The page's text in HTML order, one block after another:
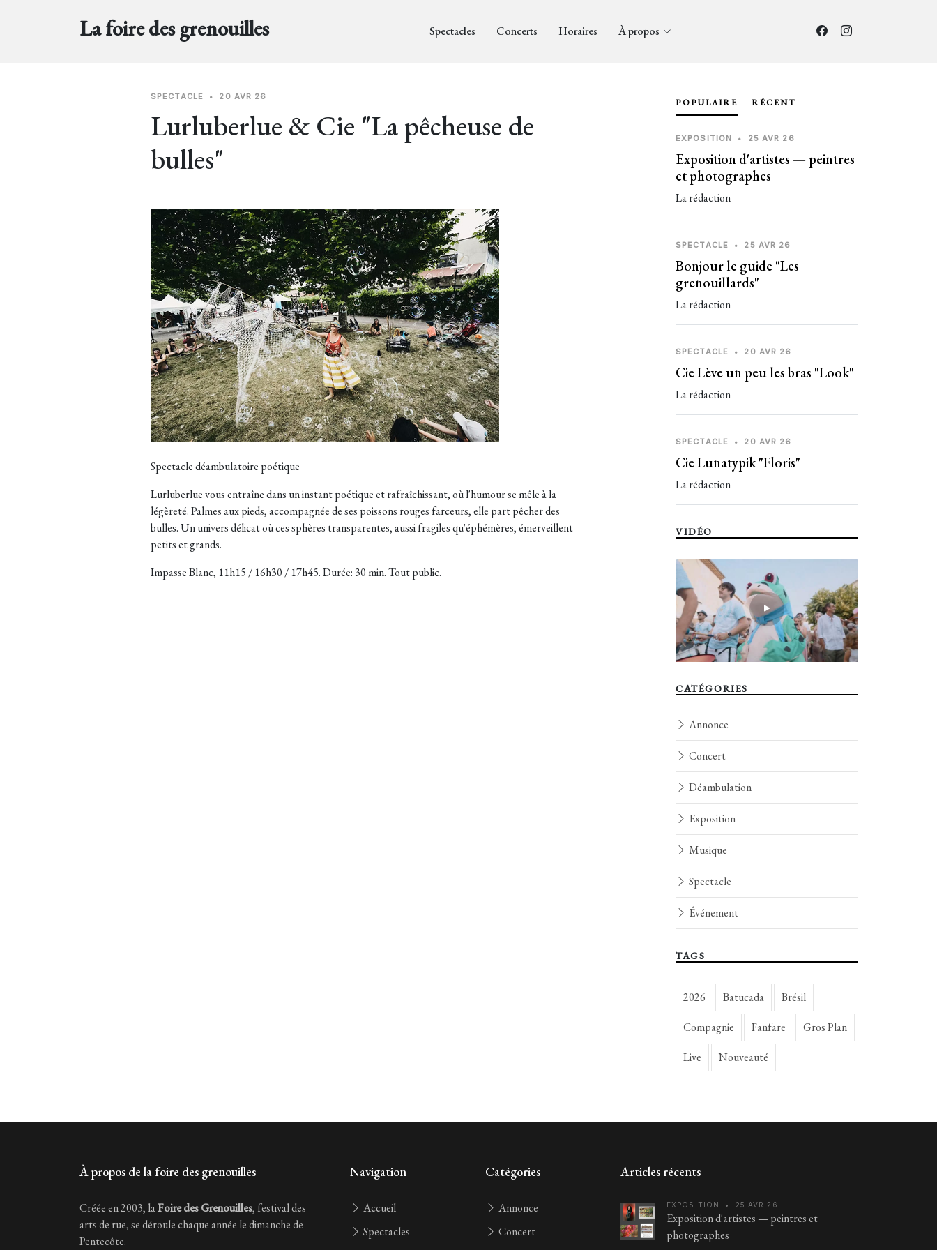
La foire des grenouilles Spectacles Concerts Horaires À propos
SPECTACLE • 20 AVR 26
Lurluberlue & Cie "La pêcheuse de
bulles"
Spectacle déambulatoire poétique
Lurluberlue vous entraîne dans un instant poétique et rafraîchissant, où l'humour se mêle à la
légèreté. Palmes aux pieds, accompagnée de ses poissons rouges farceurs, elle part pêcher des
bulles. Un univers délicat où ces sphères transparentes, aussi fragiles qu'éphémères, émerveillent
petits et grands.
Impasse Blanc, 11h15 / 16h30 / 17h45. Durée: 30 min. Tout public.
POPULAIRE RÉCENT
EXPOSITION • 25 AVR 26
Exposition d'artistes — peintres
et photographes
La rédaction
SPECTACLE • 25 AVR 26
Bonjour le guide "Les
grenouillards"
La rédaction
SPECTACLE • 20 AVR 26
Cie Lève un peu les bras "Look"
La rédaction
SPECTACLE • 20 AVR 26
Cie Lunatypik "Floris"
La rédaction
VIDÉO
CATÉGORIES
Annonce
Concert
Déambulation
Exposition
Musique
Spectacle
Événement
TAGS
2026 Batucada Brésil
Compagnie Fanfare Gros Plan
Live Nouveauté
À propos de la foire des grenouilles
Créée en 2003, laFoire des Grenouilles, festival des
arts de rue, se déroule chaque année le dimanche de
Pentecôte.
Navigation
Accueil
Spectacles
Catégories
Annonce
Concert
Articles récents
EXPOSITION • 25 AVR 26
Exposition d'artistes — peintres et
photographes